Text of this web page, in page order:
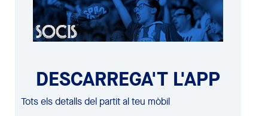
DESCARREGA'T L'APP
Tots els detalls del partit al teu mòbil